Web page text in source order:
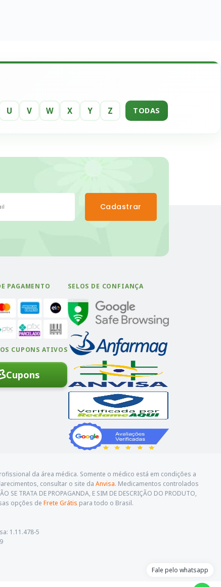
U V W X Y Z TODAS
Fale pelo whatsapp
da área médica. Somente o médico está em condições a
consultar o site da Anvisa. Medicamentos controlados
TRATA DE PROPAGANDA, E SIM DE DESCRIÇÃO DO PRODUTO,
opções de Frete Grátis para todo o Brasil.
1.11.478-5
PAGAMENTO
CUPONS ATIVOS
Cupons
SELOS DE CONFIANÇA
Cadastrar